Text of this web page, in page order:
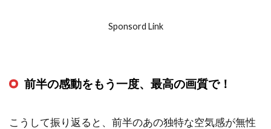
Sponsord Link
前半の感動をもう一度、最高の画質で！
こうして振り返ると、前半のあの独特な空気感が無性